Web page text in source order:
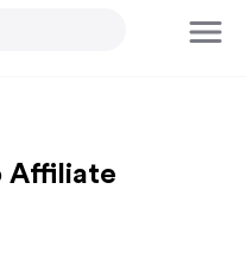
Affiliate